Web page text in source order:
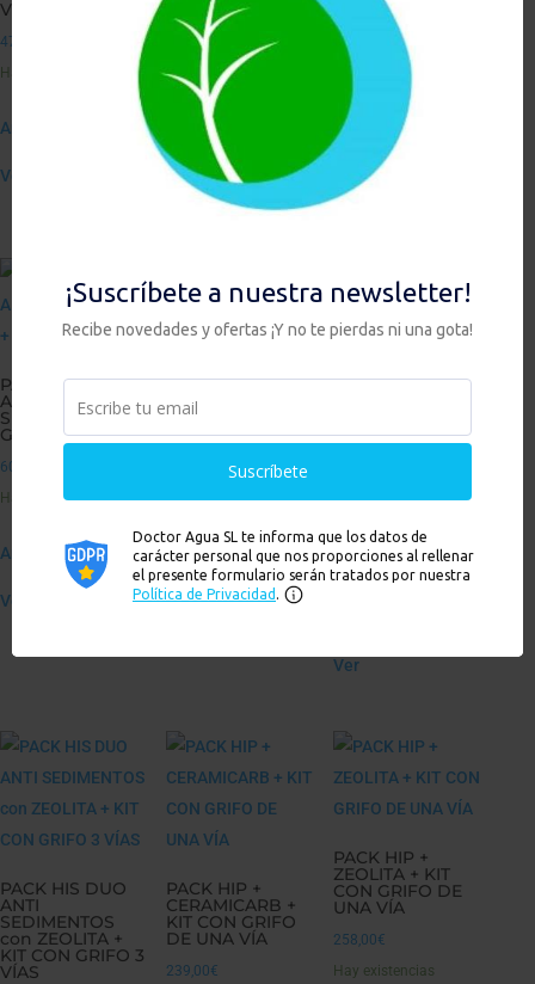
VIA
479,00
Hay existencias
Añadir al carrito
Ver
KIT CON GRIFO 1
VIA
498,00
Hay existencias
Añadir al carrito
Ver
KIT CON GRIFO 3
VÍAS
638,00
Hay existencias
Añadir al carrito
Ver
PACK HIS DUO
ANTI
SEDIMENTOS +
GRIFO 3 VÍAS
609,00
Hay existencias
Añadir al carrito
Ver
PACK HIS DUO
ANTI
SEDIMENTOS +
KIT CON GRIFO 1
Hay existencias
Añadir al carrito
ANTI
SEDIMENTOS
VIA
488,00€
Hay existencias
Ver
PACK HIS DUO
ANTI
SEDIMENTOS
con ZEOLITA +
KIT CON GRIFO 3
VÍAS
PACK HIP +
CERAMICARB +
KIT CON GRIFO
DE UNA VÍA
239,00€
PACK HIP +
ZEOLITA + KIT
CON GRIFO DE
UNA VÍA
258,00€
Hay existencias